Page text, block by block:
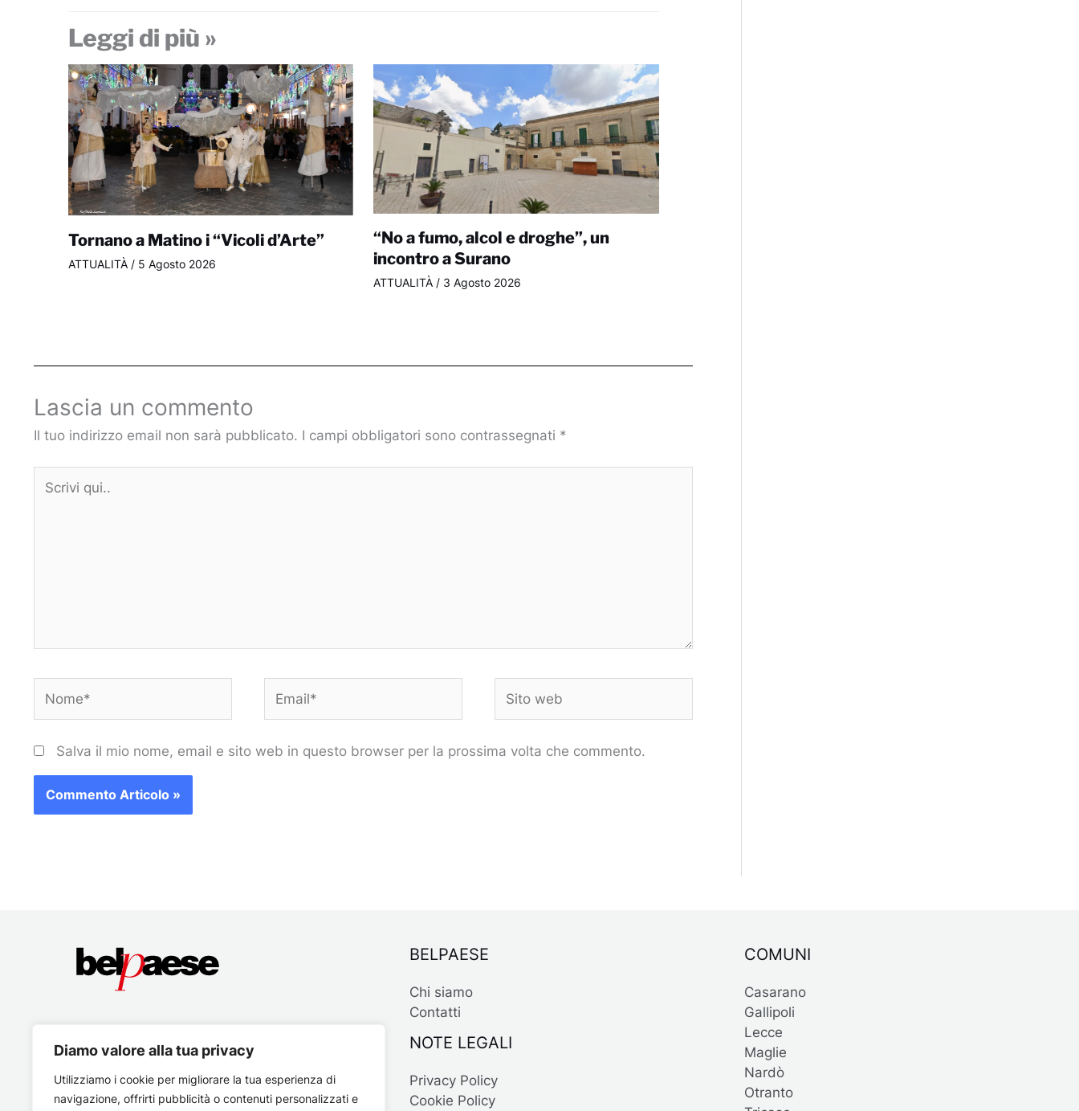
Diamo valore alla tua privacy
Utilizziamo i cookie per migliorare la tua esperienza di
navigazione, offrirti pubblicità o contenuti personalizzati e
Leggi di più »
Tornano a Matino i “Vicoli d’Arte”
ATTUALITÀ/ 5 Agosto 2026
“No a fumo, alcol e droghe”, un
incontro a Surano
ATTUALITÀ / 3 Agosto 2026
Lascia un commento
Il tuo indirizzo email non sarà pubblicato. I campi obbligatori sono contrassegnati *
qui..
web
Salva il mio nome, email e sito web in questo browser per la prossima volta che commento.
BELPAESE
Chi siamo
Contatti
NOTE LEGALI
Privacy Policy
Cookie Policy
COMUNI
Casarano
Gallipoli
Lecce
Maglie
Nardò
Otranto